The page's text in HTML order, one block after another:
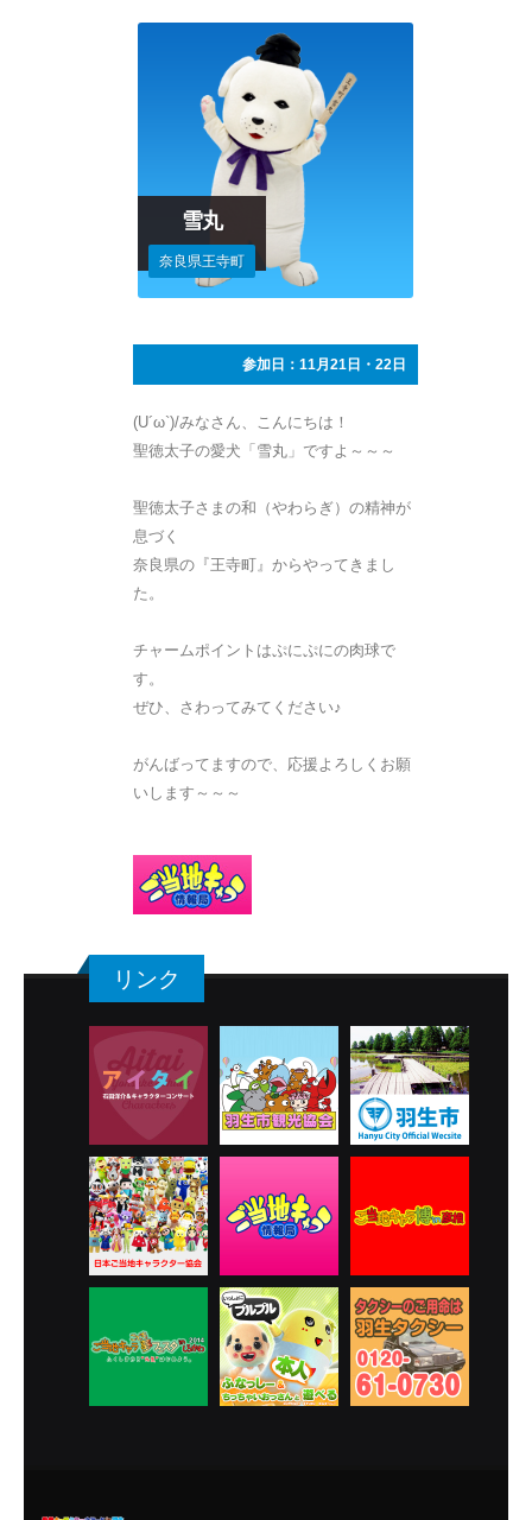
雪丸
奈良県王寺町
参加日：11月21日・22日
(U´ω`)/みなさん、こんにちは！
聖徳太子の愛犬「雪丸」ですよ～～～
聖徳太子さまの和（やわらぎ）の精神が
息づく
奈良県の『王寺町』からやってきまし
た。
チャームポイントはぷにぷにの肉球で
す。
ぜひ、さわってみてください♪
がんばってますので、応援よろしくお願
いします～～～
リンク